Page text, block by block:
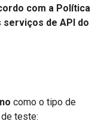
com a Política
serviços de API do
como o tipo de
teste: